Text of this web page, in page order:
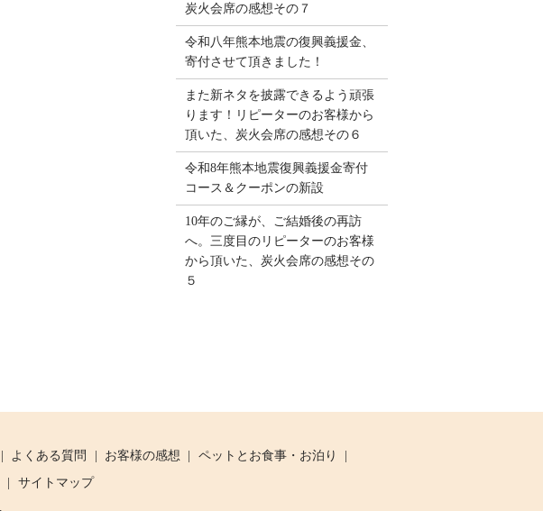
炭火会席の感想その７
令和八年熊本地震の復興義援金、
寄付させて頂きました！
また新ネタを披露できるよう頑張
ります！リピーターのお客様から
頂いた、炭火会席の感想その６
令和8年熊本地震復興義援金寄付
コース＆クーポンの新設
10年のご縁が、ご結婚後の再訪
へ。三度目のリピーターのお客様
から頂いた、炭火会席の感想その
５
よくある質問 お客様の感想
ペットとお食事・お泊り
サイトマップ